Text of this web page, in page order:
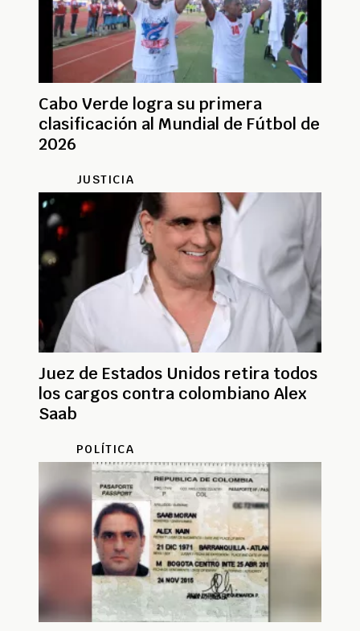
Cabo Verde logra su primera
clasificación al Mundial de Fútbol de
2026
JUSTICIA
Juez de Estados Unidos retira todos
los cargos contra colombiano Alex
Saab
POLÍTICA